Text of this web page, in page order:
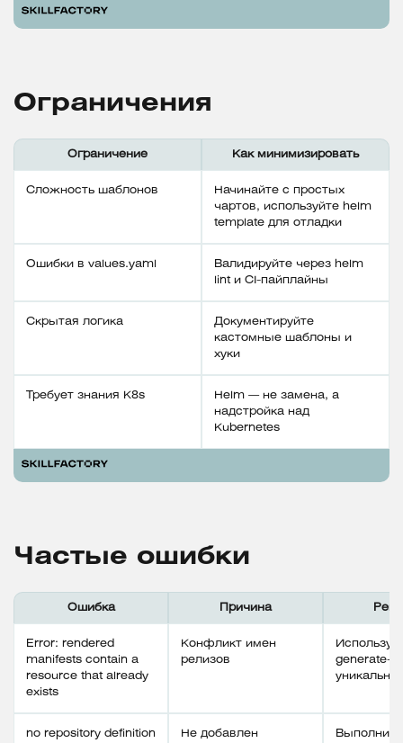
Ограничения
Ограничение Как минимизировать
Сложность шаблонов
Начинайте с простых
чартов, используйте helm
template для отладки
Ошибки в values.yaml
Валидируйте через helm
lint и CI-пайплайны
Скрытая логика
Документируйте
кастомные шаблоны и
хуки
Требует знания K8s
Helm — не замена, а
надстройка над
Kubernetes
Частые ошибки
Ошибка Причина
Error: rendered
manifests contain a
resource that already
exists
Конфликт имен
релизов
generate-
no repository definition
Не добавлен